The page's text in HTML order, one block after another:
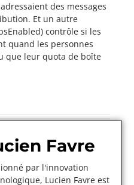
des messages
Et un autre
contrôle si les
quand les personnes
que leur quota de boîte
Favre
par l'innovation
Lucien Favre est